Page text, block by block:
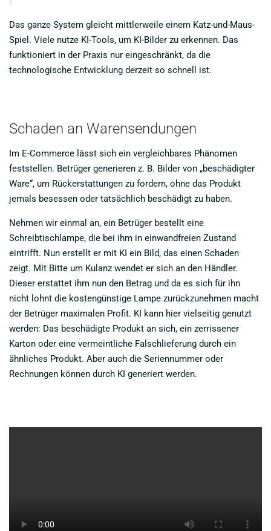
Das ganze System gleicht mittlerweile einem Katz-und-Maus-
Spiel. Viele nutze KI-Tools, um KI-Bilder zu erkennen. Das
funktioniert in der Praxis nur eingeschränkt, da die
technologische Entwicklung derzeit so schnell ist.
Schaden an Warensendungen
Im E-Commerce lässt sich ein vergleichbares Phänomen
feststellen. Betrüger generieren z. B. Bilder von „beschädigter
Ware“, um Rückerstattungen zu fordern, ohne das Produkt
jemals besessen oder tatsächlich beschädigt zu haben.
Nehmen wir einmal an, ein Betrüger bestellt eine
Schreibtischlampe, die bei ihm in einwandfreien Zustand
eintrifft. Nun erstellt er mit KI ein Bild, das einen Schaden
zeigt. Mit Bitte um Kulanz wendet er sich an den Händler.
Dieser erstattet ihm nun den Betrag und da es sich für ihn
nicht lohnt die kostengünstige Lampe zurückzunehmen macht
der Betrüger maximalen Profit. KI kann hier vielseitig genutzt
werden: Das beschädigte Produkt an sich, ein zerrissener
Karton oder eine vermeintliche Falschlieferung durch ein
ähnliches Produkt. Aber auch die Seriennummer oder
Rechnungen können durch KI generiert werden.